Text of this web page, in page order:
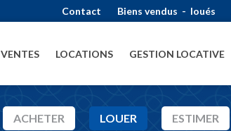
Contact Biens vendus - loués
VENTES LOCATIONS GESTION LOCATIVE
ACHETER LOUER ESTIMER